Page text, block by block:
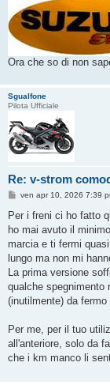
Ora che so di non
Sgualfone
Pilota Ufficiale
Re: v-strom
M
s
a
g
i
o
ven apr 10, 2026 7:39
Per i freni ci ho fatto
ho mai avuto il
marcia e ti fermi
lungo ma non mi
La prima versione
qualche spegnimento
(inutilmente) da
Per me, per il tuo
all'anteriore, solo da
che i km manco li